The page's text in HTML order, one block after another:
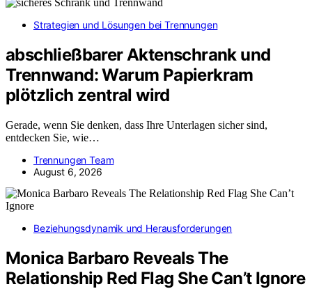
Strategien und Lösungen bei Trennungen
abschließbarer Aktenschrank und
Trennwand: Warum Papierkram
plötzlich zentral wird
Gerade, wenn Sie denken, dass Ihre Unterlagen sicher sind,
entdecken Sie, wie…
Trennungen Team
August 6, 2026
Beziehungsdynamik und Herausforderungen
Monica Barbaro Reveals The
Relationship Red Flag She Can’t Ignore